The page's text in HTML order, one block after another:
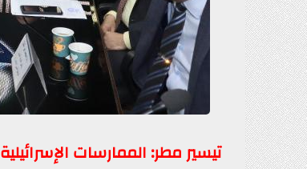
تيسير مطر: الممارسات